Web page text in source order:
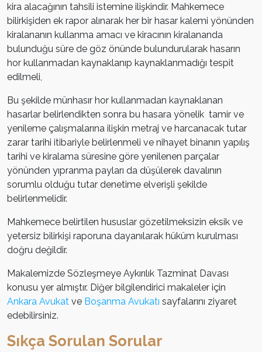
kira alacağının tahsili istemine ilişkindir. Mahkemece
bilirkişiden ek rapor alınarak her bir hasar kalemi yönünden
kiralananın kullanma amacı ve kiracının kiralananda
bulunduğu süre de göz önünde bulundurularak hasarın
hor kullanmadan kaynaklanıp kaynaklanmadığı tespit
edilmeli,
Bu şekilde münhasır hor kullanmadan kaynaklanan
hasarlar belirlendikten sonra bu hasara yönelik tamir ve
yenileme çalışmalarına ilişkin metraj ve harcanacak tutar
zarar tarihi itibariyle belirlenmeli ve nihayet binanın yapılış
tarihi ve kiralama süresine göre yenilenen parçalar
yönünden yıpranma payları da düşülerek davalının
sorumlu olduğu tutar denetime elverişli şekilde
belirlenmelidir.
Mahkemece belirtilen hususlar gözetilmeksizin eksik ve
yetersiz bilirkişi raporuna dayanılarak hüküm kurulması
doğru değildir.
Makalemizde Sözleşmeye Aykırılık Tazminat Davası
konusu yer almıştır. Diğer bilgilendirici makaleler için
Ankara Avukat ve Boşanma Avukatı sayfalarını ziyaret
edebilirsiniz.
Sıkça Sorulan Sorular